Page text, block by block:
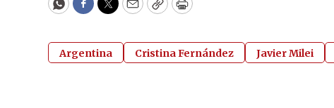
WhatsApp
Facebook
Twitter
EmailCopyPrint
Argentina Cristina Fernández Javier Milei